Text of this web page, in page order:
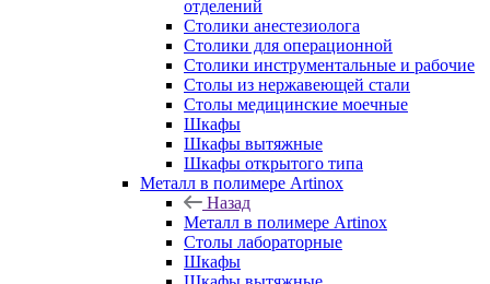
отделений
Столики анестезиолога
Столики для операционной
Столики инструментальные и рабочие
Столы из нержавеющей стали
Столы медицинские моечные
Шкафы
Шкафы вытяжные
Шкафы открытого типа
Металл в полимере Artinox
Назад
Металл в полимере Artinox
Столы лабораторные
Шкафы